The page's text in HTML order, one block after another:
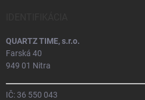
QUARTZ TIME, s.r.o.
Farská 40
949 01 Nitra
IČ: 36 550 043